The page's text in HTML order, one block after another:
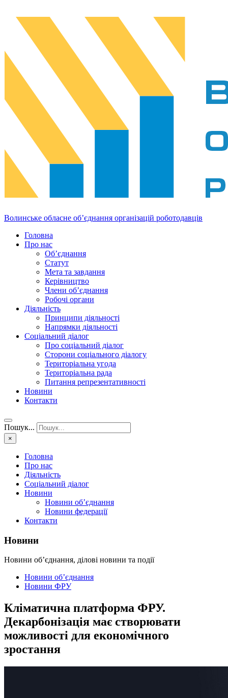
Волинське обласне об’єднання організацій роботодавців
Головна
Про нас
Об’єднання
Статут
Мета та завдання
Керівництво
Члени об’єднання
Робочі органи
Діяльність
Принципи діяльності
Напрямки діяльності
Соціальний діалог
Про соціальний діалог
Сторони соціального діалогу
Територіальна угода
Територіальна рада
Питання репрезентативності
Новини
Контакти
Пошук...
×
Головна
Про нас
Діяльність
Соціальний діалог
Новини
Новини об’єднання
Новини федерації
Контакти
Новини
Новини об’єднання, ділові новини та події
Новини об’єднання
Новини ФРУ
Кліматична платформа ФРУ.
Декарбонізація має створювати
можливості для економічного
зростання